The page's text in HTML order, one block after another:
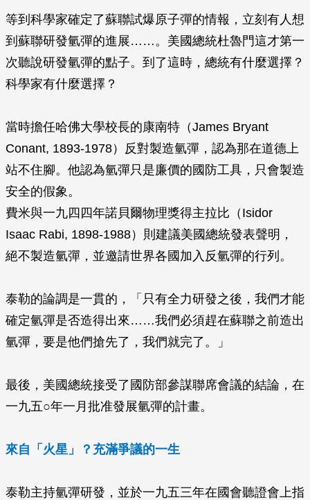
等到科學家確定了蘇聯試爆原子彈的情報，立刻有人想
到蘇聯研發氫彈的進展……。美國總統杜魯門這才第一
次聽說研發氫彈的點子。到了這時，總統有什麼選擇？
科學家有什麼選擇？
當時擔任哈佛大學校長的康南特（James Bryant
Conant, 1893-1978）反對製造氫彈，認為那在道德上
站不住腳。他認為氫彈只是廉價的國防工具，只會製造
安全的假象。
費米與一九四四年諾貝爾物理獎得主拉比（Isidor
Isaac Rabi, 1898-1988）則建議美國總統發表聲明，
絕不製造氫彈，並邀請世界各國加入反氫彈的行列。
泰勒的論調是一貫的，「只有全力研發之後，我們才能
確定氫彈是否造得出來……我們必須趕在蘇聯之前造出
氫彈，要是他們搶先了，我們就完了。」
最後，美國總統接受了國防部參謀聯席會議的結論，在
一九五○年一月批准發展氫彈的計畫。
來自「火星」？充滿爭議的一生
泰勒主持氫彈研發，並於一九五三年在國會聽證會上指